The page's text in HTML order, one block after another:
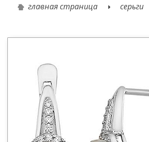
главная страница серьги